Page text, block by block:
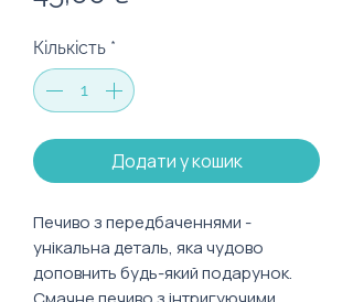
Кількість *
Додати у кошик
Печиво з передбаченнями -
унікальна деталь, яка чудово
доповнить будь-який подарунок.